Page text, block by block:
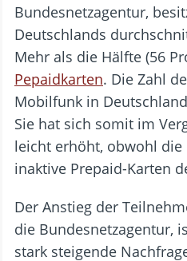
Bundesnetzagentur,
Deutschlands
Mehr als die Hälfte (56
Pepaidkarten. Die Zahl
Mobilfunk in
Sie hat sich somit im
leicht erhöht, obwohl
inaktive Prepaid-Karten
Der Anstieg der
die Bundesnetzagentur,
stark steigende